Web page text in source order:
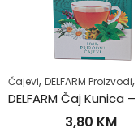
Žensko zdravlje
Čajevi, DELFARM Proizvodi,
3,80 KM